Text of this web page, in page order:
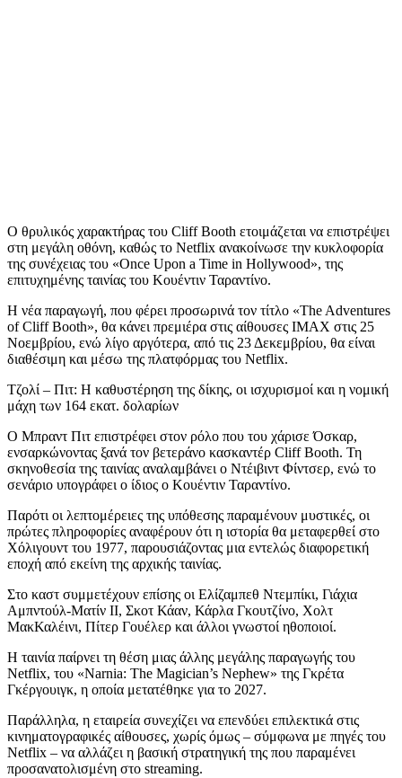
Ο θρυλικός χαρακτήρας του Cliff Booth ετοιμάζεται να επιστρέψει
στη μεγάλη οθόνη, καθώς το Netflix ανακοίνωσε την κυκλοφορία
της συνέχειας του «Once Upon a Time in Hollywood», της
επιτυχημένης ταινίας του Κουέντιν Ταραντίνο.
Η νέα παραγωγή, που φέρει προσωρινά τον τίτλο «The Adventures
of Cliff Booth», θα κάνει πρεμιέρα στις αίθουσες IMAX στις 25
Νοεμβρίου, ενώ λίγο αργότερα, από τις 23 Δεκεμβρίου, θα είναι
διαθέσιμη και μέσω της πλατφόρμας του Netflix.
Τζολί – Πιτ: H καθυστέρηση της δίκης, οι ισχυρισμοί και η νομική
μάχη των 164 εκατ. δολαρίων
Ο Μπραντ Πιτ επιστρέφει στον ρόλο που του χάρισε Όσκαρ,
ενσαρκώνοντας ξανά τον βετεράνο κασκαντέρ Cliff Booth. Τη
σκηνοθεσία της ταινίας αναλαμβάνει ο Ντέιβιντ Φίντσερ, ενώ το
σενάριο υπογράφει ο ίδιος ο Κουέντιν Ταραντίνο.
Παρότι οι λεπτομέρειες της υπόθεσης παραμένουν μυστικές, οι
πρώτες πληροφορίες αναφέρουν ότι η ιστορία θα μεταφερθεί στο
Χόλιγουντ του 1977, παρουσιάζοντας μια εντελώς διαφορετική
εποχή από εκείνη της αρχικής ταινίας.
Στο καστ συμμετέχουν επίσης οι Ελίζαμπεθ Ντεμπίκι, Γιάχια
Αμπντούλ-Ματίν ΙΙ, Σκοτ Κάαν, Κάρλα Γκουτζίνο, Χολτ
ΜακΚαλέινι, Πίτερ Γουέλερ και άλλοι γνωστοί ηθοποιοί.
Η ταινία παίρνει τη θέση μιας άλλης μεγάλης παραγωγής του
Netflix, του «Narnia: The Magician’s Nephew» της Γκρέτα
Γκέργουιγκ, η οποία μετατέθηκε για το 2027.
Παράλληλα, η εταιρεία συνεχίζει να επενδύει επιλεκτικά στις
κινηματογραφικές αίθουσες, χωρίς όμως – σύμφωνα με πηγές του
Netflix – να αλλάζει η βασική στρατηγική της που παραμένει
προσανατολισμένη στο streaming.